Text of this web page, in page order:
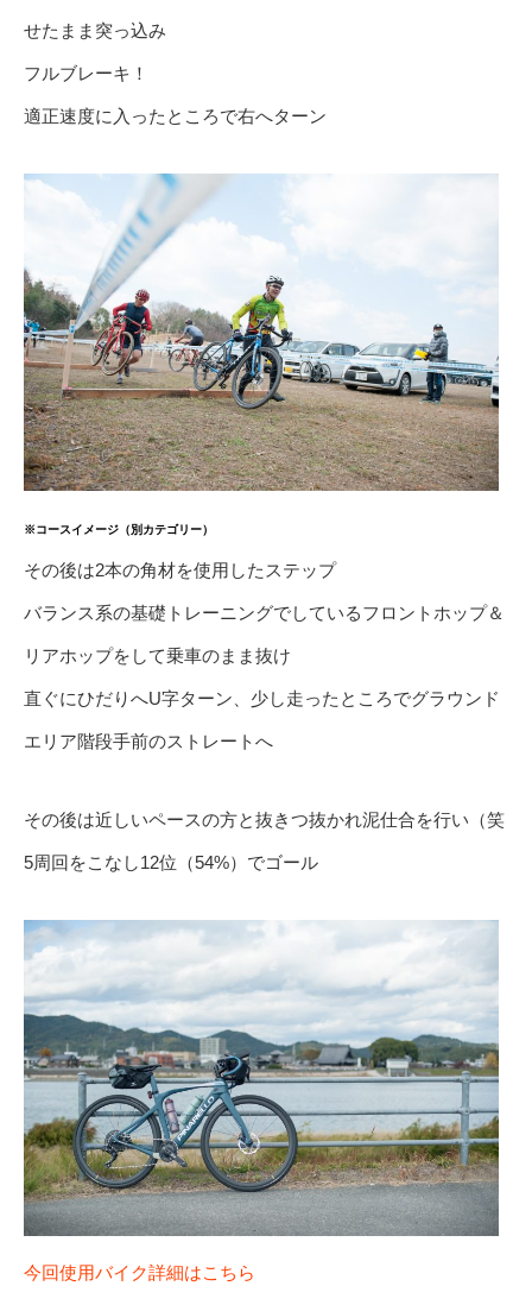
せたまま突っ込み
フルブレーキ！
適正速度に入ったところで右へターン
※コースイメージ（別カテゴリー）
その後は2本の角材を使用したステップ
バランス系の基礎トレーニングでしているフロントホップ＆
リアホップをして乗車のまま抜け
直ぐにひだりへU字ターン、少し走ったところでグラウンド
エリア階段手前のストレートへ
その後は近しいペースの方と抜きつ抜かれ泥仕合を行い（笑
5周回をこなし12位（54%）でゴール
今回使用バイク詳細はこちら